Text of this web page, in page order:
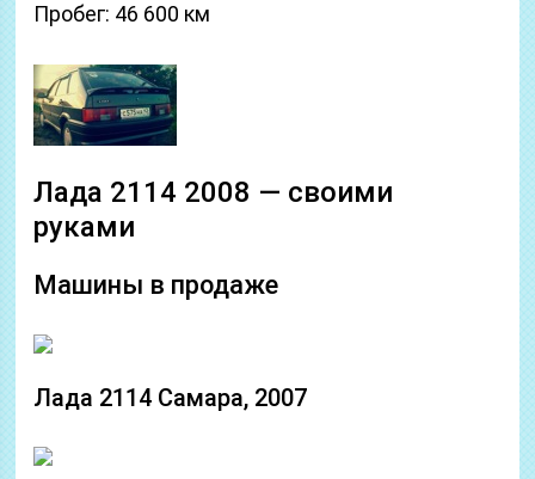
Пробег: 46 600 км
Лада 2114 2008 — своими
руками
Машины в продаже
Лада 2114 Самара, 2007